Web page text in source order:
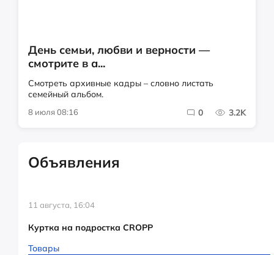
День семьи, любви и верности —
смотрите в а...
Смотреть архивные кадры – словно листать
семейный альбом.
8 июля 08:16 0 3.2K
Объявления
11 августа, 16:04
Куртка на подростка CROPP
Товары